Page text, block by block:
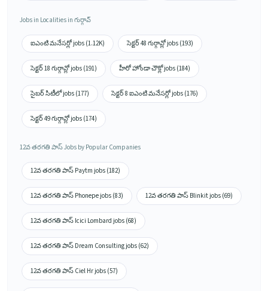
Jobs in Localities in గుర్గావ్
ఐఎంటి మనేసర్లో jobs (1.12K) సెక్టర్ 48 గుర్గావ్లో jobs (193)
సెక్టర్ 18 గుర్గావ్లో jobs (191) హీరో హోండా చౌక్లో jobs (184)
సైబర్ సిటీలో jobs (177) సెక్టర్ 8 ఐఎంటి మనేసర్లో jobs (176)
సెక్టర్ 49 గుర్గావ్లో jobs (174)
12వ తరగతి పాస్ Jobs by Popular Companies
12వ తరగతి పాస్ Paytm jobs (182)
12వ తరగతి పాస్ Phonepe jobs (83) 12వ తరగతి పాస్ Blinkit jobs (69)
12వ తరగతి పాస్ Icici Lombard jobs (68)
12వ తరగతి పాస్ Dream Consulting jobs (62)
12వ తరగతి పాస్ Ciel Hr jobs (57)